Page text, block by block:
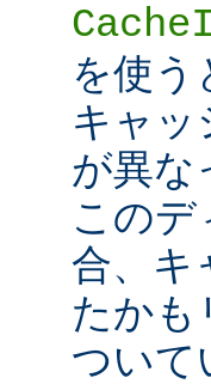
を使う
キャッ
が異な
この
合、キ
たかも
ついて